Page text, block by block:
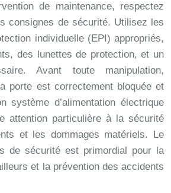
de maintenance, respectez
consignes de sécurité. Utilisez les
individuelle (EPI) appropriés,
des lunettes de protection, et un
Avant toute manipulation,
porte est correctement bloquée et
système d’alimentation électrique
attention particulière à la sécurité
et les dommages matériels. Le
de sécurité est primordial pour la
et la prévention des accidents